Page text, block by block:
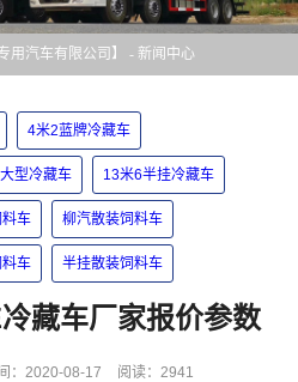
用汽车有限公司】 - 新闻中心
4米2蓝牌冷藏车
型冷藏车 13米6半挂冷藏车
料车 柳汽散装饲料车
车 半挂散装饲料车
藏车厂家报价参数
：2020-08-17 阅读：2941